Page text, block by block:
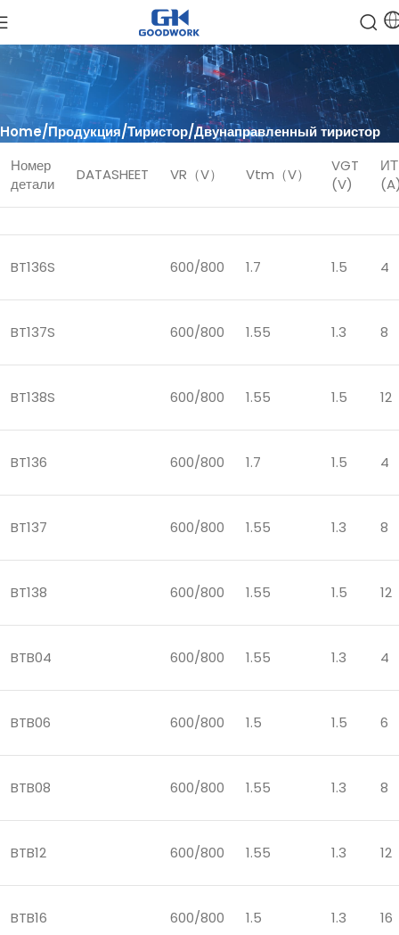
Home Продукция Тиристор Двунаправленный тиристор
Номер
детали
DATASHEET VR（V） Vtm（V）
VGT
(V)
ИТ
BT136S 600/800 1.7 1.5 4
BT137S 600/800 1.55 1.3 8
BT138S 600/800 1.55 1.5 12
BT136 600/800 1.7 1.5 4
BT137 600/800 1.55 1.3 8
BT138 600/800 1.55 1.5 12
BTB04 600/800 1.55 1.3 4
BTB06 600/800 1.5 1.5 6
BTB08 600/800 1.55 1.3 8
BTB12 600/800 1.55 1.3 12
BTB16 600/800 1.5 1.3 16